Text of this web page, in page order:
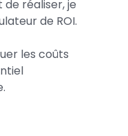
réaliser, je
de ROI.
les coûts